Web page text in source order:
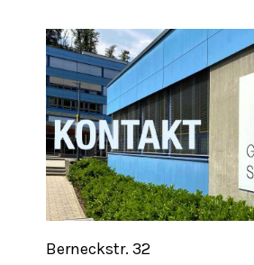
Berneckstr. 32